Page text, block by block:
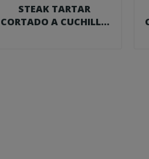
STEAK TARTAR
CORTADO A CUCHILLO